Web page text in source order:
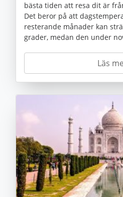
bästa tiden att resa dit är
Det beror på att
resterande månader kan
grader, medan den under
Läs